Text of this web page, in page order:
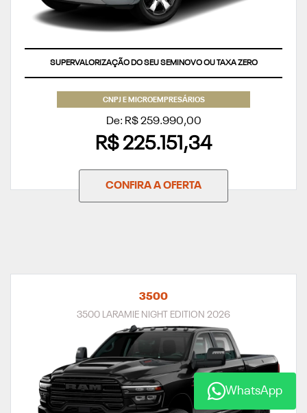
SUPERVALORIZAÇÃO DO SEU SEMINOVO OU TAXA ZERO
CNPJ E MICROEMPRESÁRIOS
De: R$ 259.990,00
R$ 225.151,34
CONFIRA A OFERTA
3500
3500 LARAMIE NIGHT EDITION 2026
WhatsApp